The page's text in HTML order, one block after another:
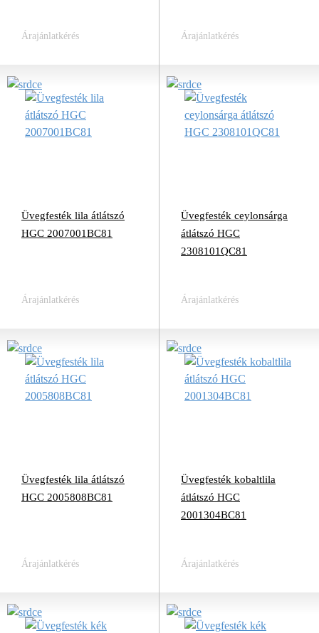
Árajánlatkérés Árajánlatkérés
Üvegfesték lila átlátszó
HGC 2007001BC81
Árajánlatkérés
Üvegfesték ceylonsárga
átlátszó HGC
2308101QC81
Árajánlatkérés
Üvegfesték lila átlátszó
HGC 2005808BC81
Árajánlatkérés
Üvegfesték kobaltlila
átlátszó HGC
2001304BC81
Árajánlatkérés